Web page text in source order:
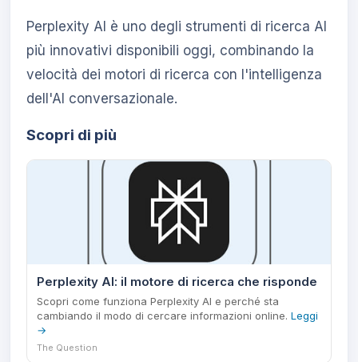
Perplexity AI è uno degli strumenti di ricerca AI
più innovativi disponibili oggi, combinando la
velocità dei motori di ricerca con l'intelligenza
dell'AI conversazionale.
Scopri di più
Perplexity AI: il motore di ricerca che risponde
Scopri come funziona Perplexity AI e perché sta
cambiando il modo di cercare informazioni online. Leggi
→
The Question